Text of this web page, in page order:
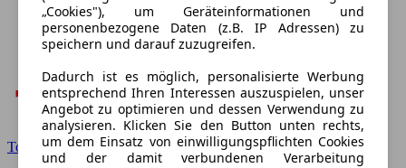
Toyota
„Cookies"), um Geräteinformationen und
personenbezogene Daten (z.B. IP Adressen) zu
speichern und darauf zuzugreifen.
Dadurch ist es möglich, personalisierte Werbung
entsprechend Ihren Interessen auszuspielen, unser
Angebot zu optimieren und dessen Verwendung zu
analysieren. Klicken Sie den Button unten rechts,
um dem Einsatz von einwilligungspflichten Cookies
und der damit verbundenen Verarbeitung